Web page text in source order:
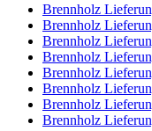
Brennholz
Brennholz
Brennholz
Brennholz
Brennholz
Brennholz
Brennholz
Brennholz